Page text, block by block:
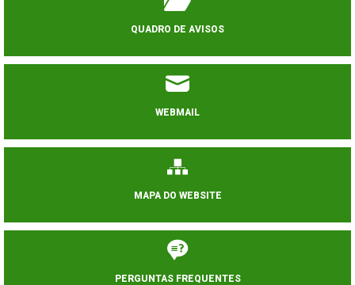
QUADRO DE AVISOS
WEBMAIL
MAPA DO WEBSITE
PERGUNTAS FREQUENTES